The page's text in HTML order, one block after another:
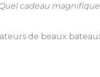
cadeau
de beaux